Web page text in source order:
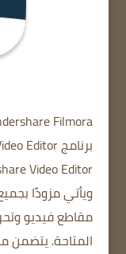
Filmora
ويأتي مزودًا
مقاطع فيديو
المتاحة.يتضمن